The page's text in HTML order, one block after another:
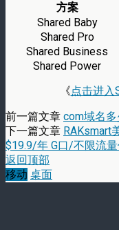
方案
Shared Baby
Shared Pro
Shared Business
Shared Power
《点击进入
前一篇文章 com域名
下一篇文章 RAKsmart
$19.9/年 G口/不限流
返回顶部
移动 桌面